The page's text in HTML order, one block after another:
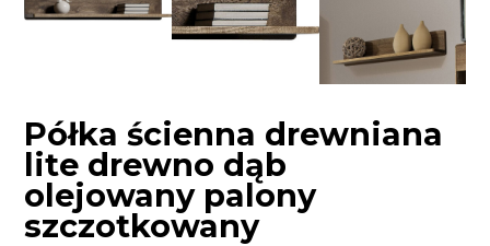
Półka ścienna drewniana
lite drewno dąb
olejowany palony
szczotkowany